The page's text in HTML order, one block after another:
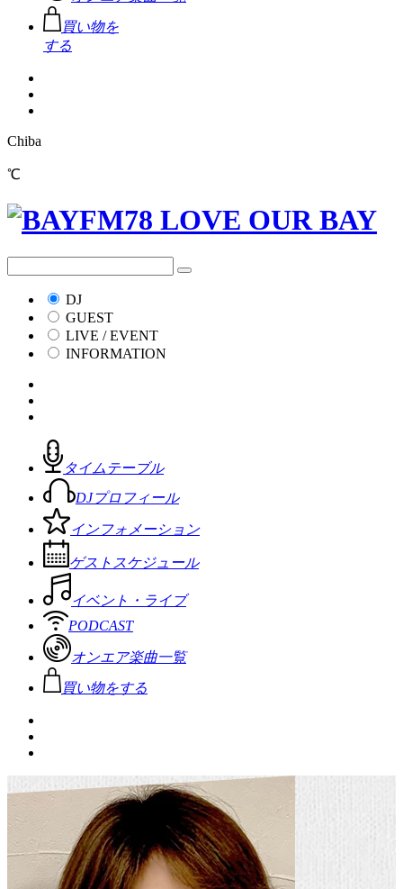
買い物を
する
Chiba
℃
DJ
GUEST
LIVE / EVENT
INFORMATION
タイムテーブル
DJプロフィール
インフォメーション
ゲストスケジュール
イベント・ライブ
PODCAST
オンエア楽曲一覧
買い物をする